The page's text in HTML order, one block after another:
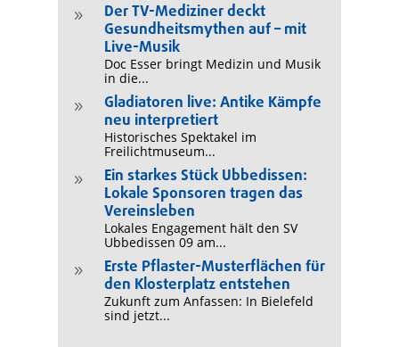
9
Der TV-Mediziner deckt
Gesundheitsmythen auf – mit
Live-Musik
Doc Esser bringt Medizin und Musik
in die...
9
Gladiatoren live: Antike Kämpfe
neu interpretiert
Historisches Spektakel im
Freilichtmuseum...
9
Ein starkes Stück Ubbedissen:
Lokale Sponsoren tragen das
Vereinsleben
Lokales Engagement hält den SV
Ubbedissen 09 am...
9
Erste Pflaster-Musterflächen für
den Klosterplatz entstehen
Zukunft zum Anfassen: In Bielefeld
sind jetzt...